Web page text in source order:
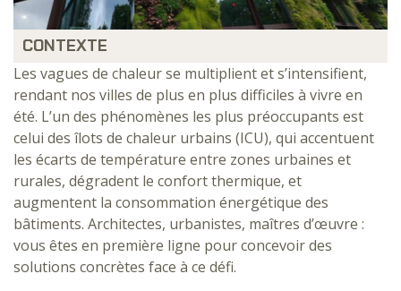
CONTEXTE
Les vagues de chaleur se multiplient et s’intensifient,
rendant nos villes de plus en plus difficiles à vivre en
été. L’un des phénomènes les plus préoccupants est
celui des îlots de chaleur urbains (ICU), qui accentuent
les écarts de température entre zones urbaines et
rurales, dégradent le confort thermique, et
augmentent la consommation énergétique des
bâtiments. Architectes, urbanistes, maîtres d’œuvre :
vous êtes en première ligne pour concevoir des
solutions concrètes face à ce défi.